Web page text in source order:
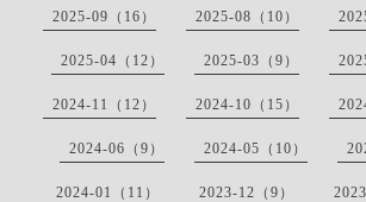
2025-09（16） 2025-08（10）
2025-04（12） 2025-03（9）
2024-11（12） 2024-10（15）
2024-06（9） 2024-05（10）
2024-01（11） 2023-12（9）